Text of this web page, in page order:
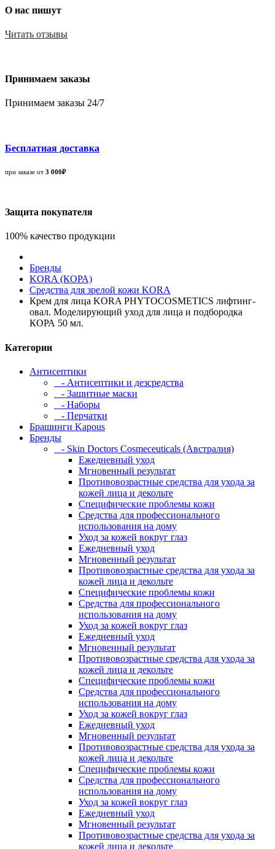
О нас пишут
Читать отзывы
Принимаем заказы
Принимаем заказы 24/7
Бесплатная доставка
при заказе от 3 000₽
Защита покупателя
100% качество продукции
Бренды
KORA (КОРА)
Средства для зрелой кожи KORA
Крем для лица KORA PHYTOCOSMETICS лифтинг-
овал. Моделирующий уход для лица и подбородка
КОРА 50 мл.
Категории
Антисептики
- Антисептики и дезсредства
- Защитные маски
- Наборы
- Перчатки
Брашинги Kapous
Бренды
- Skin Doctors Cosmeceuticals (Австралия)
Ежедневный уход
Мгновенный результат
Противовозрастные средства для ухода за
кожей лица и декольте
Специфические проблемы кожи
Средства для профессионального
использования на дому
Уход за кожей вокруг глаз
Ежедневный уход
Мгновенный результат
Противовозрастные средства для ухода за
кожей лица и декольте
Специфические проблемы кожи
Средства для профессионального
использования на дому
Уход за кожей вокруг глаз
Ежедневный уход
Мгновенный результат
Противовозрастные средства для ухода за
кожей лица и декольте
Специфические проблемы кожи
Средства для профессионального
использования на дому
Уход за кожей вокруг глаз
Ежедневный уход
Мгновенный результат
Противовозрастные средства для ухода за
кожей лица и декольте
Специфические проблемы кожи
Средства для профессионального
использования на дому
Уход за кожей вокруг глаз
Ежедневный уход
Мгновенный результат
Противовозрастные средства для ухода за
кожей лица и декольте